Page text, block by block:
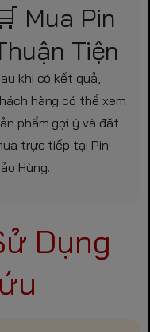
Mua Pin
Tiện
khi có kết quả,
hàng có thể xem
phẩm gợi ý và đặt
trực tiếp tại Pin
Hùng.
Dụng